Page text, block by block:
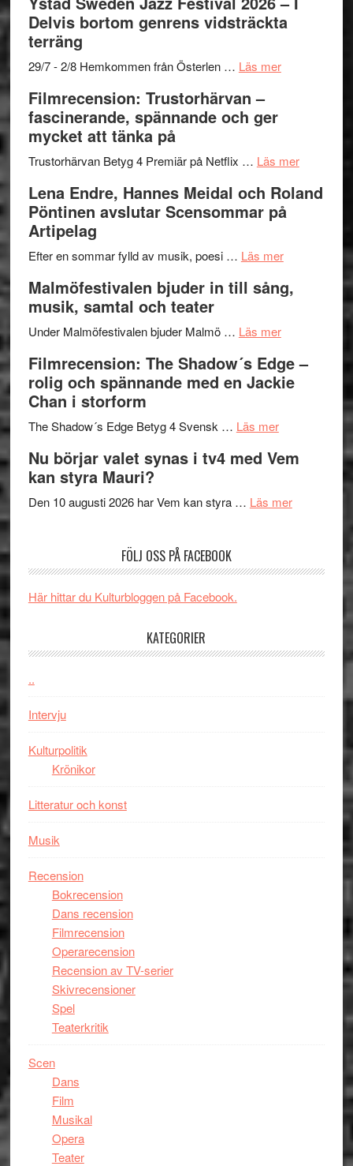
med
Fox
och
Scully
stipendium
Det
grönaste
–
och
lättsam
Delvis bortom genrens vidsträckta
terräng
29/7 - 2/8 Hemkommen från Österlen … Läs merom
2026
I
Delvis
genrens
terräng
Filmrecension: Trustorhärvan –
fascinerande, spännande och ger
mycket att tänka på
Trustorhärvan Betyg 4 Premiär på Netflix … Läs merom
på
Lena Endre, Hannes Meidal och Roland
Pöntinen avslutar Scensommar på
Artipelag
Efter en sommar fylld av musik, poesi … Läs merom
Endre,
Roland
Pöntinen
Scensommar
Artipelag
Malmöfestivalen bjuder in till sång,
musik, samtal och teater
Under Malmöfestivalen bjuder Malmö … Läs merom
bjuder
in
samtal
teater
Filmrecension: The Shadow´s Edge –
rolig och spännande med en Jackie
Chan i storform
The Shadow´s Edge Betyg 4 Svensk … Läs merom
The
´s
och
Jackie
Nu börjar valet synas i tv4 med Vem
kan styra Mauri?
Den 10 augusti 2026 har Vem kan styra … Läs merom
synas
Vem
FÖLJ OSS PÅ FACEBOOK
Här hittar du Kulturbloggen på Facebook.
KATEGORIER
..
Intervju
Kulturpolitik
Krönikor
Litteratur och konst
Musik
Recension
Bokrecension
Dans recension
Filmrecension
Operarecension
Recension av TV-serier
Skivrecensioner
Spel
Teaterkritik
Scen
Dans
Film
Musikal
Opera
Teater